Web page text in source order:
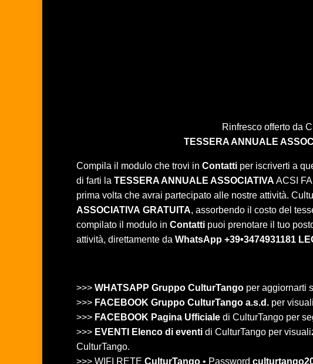
Rinfresco offerto da
TESSERA ANNUALE
Compila il modulo che trovi in Contatti per iscriverti a
di farti la TESSERA ANNUALE ASSOCIATIVA ACSI
prima volta che avrai partecipato alle nostre attività.
ASSOCIATIVA GRATUITA, assorbendo il costo del
compilato il modulo in Contatti puoi prenotare il tuo
attività, direttamente da WhatsApp +39•3474931181
>>> WHATSAPP Gruppo CulturTango per aggiornarti
>>> FACEBOOK Gruppo CulturTango a.s.d. per
>>> FACEBOOK Pagina Ufficiale di CulturTango per
>>> EVENTI Elenco di eventi di CulturTango per
CulturTango.
>>> WIFI RETE CulturTango • Password